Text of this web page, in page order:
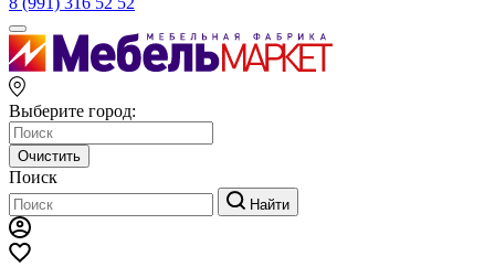
Выберите город:
Очистить
Поиск
Найти